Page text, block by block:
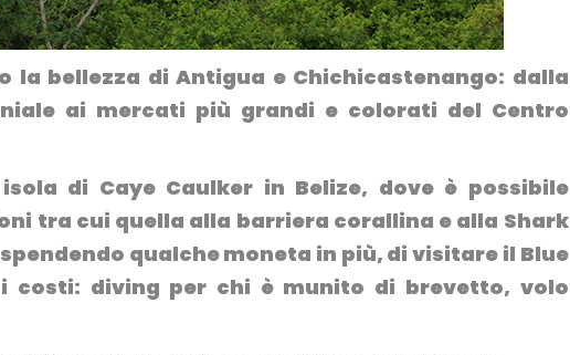
la bellezza di Antigua e Chichicastenango: dalla
ai mercati più grandi e colorati del Centro
di Caye Caulker in Belize, dove è possibile
tra cui quella alla barriera corallina e alla Shark
qualche moneta in più, di visitare il Blue
costi: diving per chi è munito di brevetto, volo